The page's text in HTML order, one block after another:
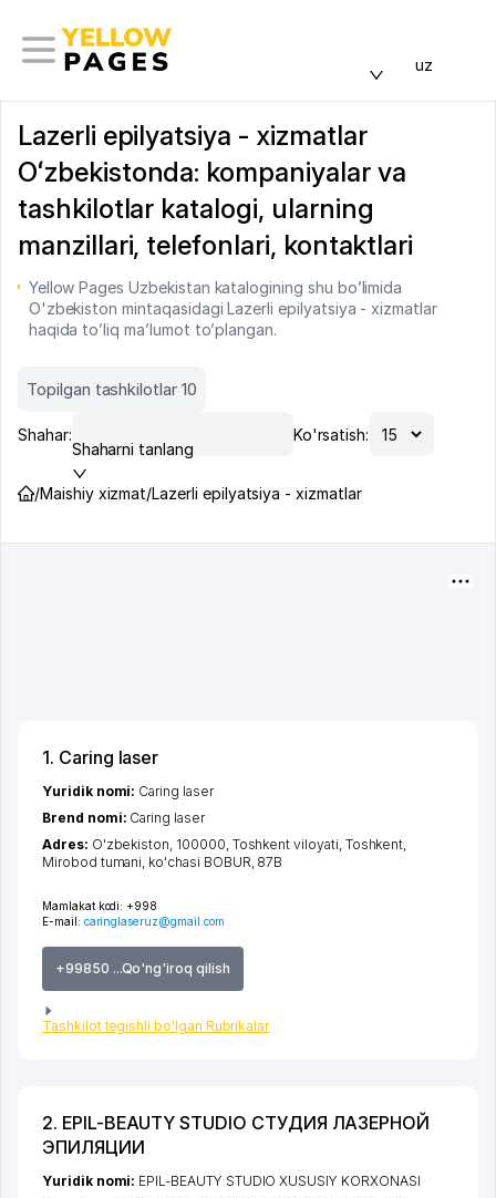
uz
Lazerli epilyatsiya - xizmatlar
Oʻzbekistonda: kompaniyalar va
tashkilotlar katalogi, ularning
manzillari, telefonlari, kontaktlari
Yellow Pages Uzbekistan katalogining shu bo’limida
O'zbekiston mintaqasidagi Lazerli epilyatsiya - xizmatlar
haqida to’liq ma’lumot to’plangan.
Topilgan tashkilotlar 10
Shahar:
Shaharni tanlang
Ko'rsatish:
/Maishiy xizmat/Lazerli epilyatsiya - xizmatlar
1. Caring laser
Mamlakat kodi: +998
E-mail: caringlaseruz@gmail.com
+99850 ...Qo'ng'iroq qilish
Tashkilot tegishli bo'lgan Rubrikalar
Yuridik nomi: Caring laser
Brend nomi: Caring laser
Adres: O'zbekiston, 100000, Toshkent viloyati, Toshkent,
Mirobod tumani, ko'chasi BOBUR, 87В
2. EPIL-BEAUTY STUDIO СТУДИЯ ЛАЗЕРНОЙ
ЭПИЛЯЦИИ
Yuridik nomi: EPIL-BEAUTY STUDIO XUSUSIY KORXONASI